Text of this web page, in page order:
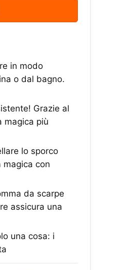
in modo
o dal bagno.
Grazie al
magica più
lo sporco
con
da scarpe
assicura una
una cosa: i